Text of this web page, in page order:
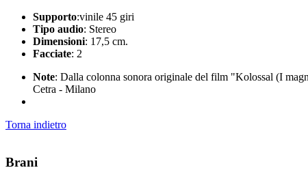
Supporto:vinile 45 giri
Tipo audio: Stereo
Dimensioni: 17,5 cm.
Facciate: 2
Note: Dalla colonna sonora originale del film "Kolossal (I
Cetra - Milano
Torna indietro
Brani